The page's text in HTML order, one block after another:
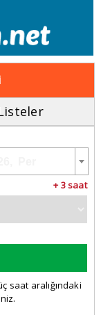
+ 3 saat
saat aralığındaki